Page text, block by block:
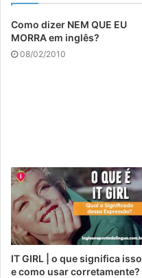
Como dizer NEM QUE EU
MORRA em inglês?
08/02/2010
IT GIRL | o que significa isso
e como usar corretamente?